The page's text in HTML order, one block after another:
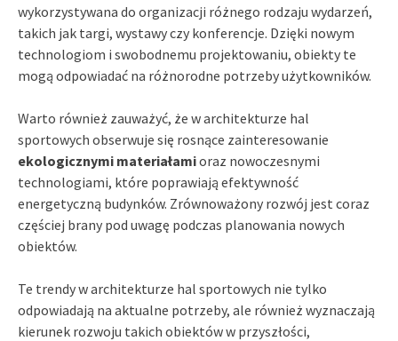
wykorzystywana do organizacji różnego rodzaju wydarzeń,
takich jak targi, wystawy czy konferencje. Dzięki nowym
technologiom i swobodnemu projektowaniu, obiekty te
mogą odpowiadać na różnorodne potrzeby użytkowników.
Warto również zauważyć, że w architekturze hal
sportowych obserwuje się rosnące zainteresowanie
ekologicznymi materiałamioraz nowoczesnymi
technologiami, które poprawiają efektywność
energetyczną budynków. Zrównoważony rozwój jest coraz
częściej brany pod uwagę podczas planowania nowych
obiektów.
Te trendy w architekturze hal sportowych nie tylko
odpowiadają na aktualne potrzeby, ale również wyznaczają
kierunek rozwoju takich obiektów w przyszłości,